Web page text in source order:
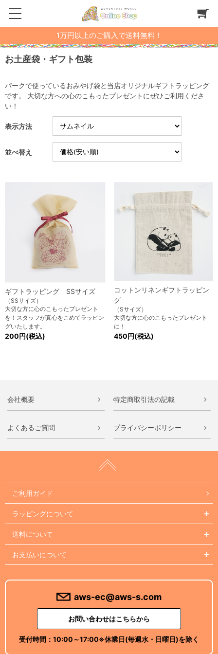
1万円以上のご購入で送料無料！
お土産袋・ギフト包装
パークで使っているおみやげ袋と当店オリジナルギフトラッピング
です。 大切な方への心のこもったプレゼントにぜひご利用くださ
い！
表示方法
並べ替え
ギフトラッピング SSサイズ
（SSサイズ）
大切な方に心のこもったプレゼント
を！スタッフが真心をこめてラッピン
グいたします。
200円(税込)
コットンリネンギフトラッピン
グ
（Sサイズ）
大切な方に心のこもったプレゼント
に！
450円(税込)
会社概要 特定商取引法の記載
よくあるご質問 プライバシーポリシー
ご利用ガイド
ラッピングについて
送料について
お支払いについて
aws-ec@aws-s.com
お問い合わせはこちらから
受付時間： 10:00～17:00※休業日(毎週水・日曜日)を除く